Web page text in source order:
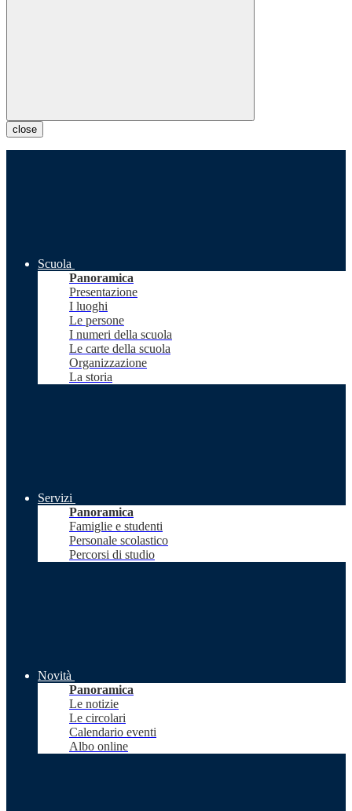
close
Scuola
Panoramica
Presentazione
I luoghi
Le persone
I numeri della scuola
Le carte della scuola
Organizzazione
La storia
Servizi
Panoramica
Famiglie e studenti
Personale scolastico
Percorsi di studio
Novità
Panoramica
Le notizie
Le circolari
Calendario eventi
Albo online